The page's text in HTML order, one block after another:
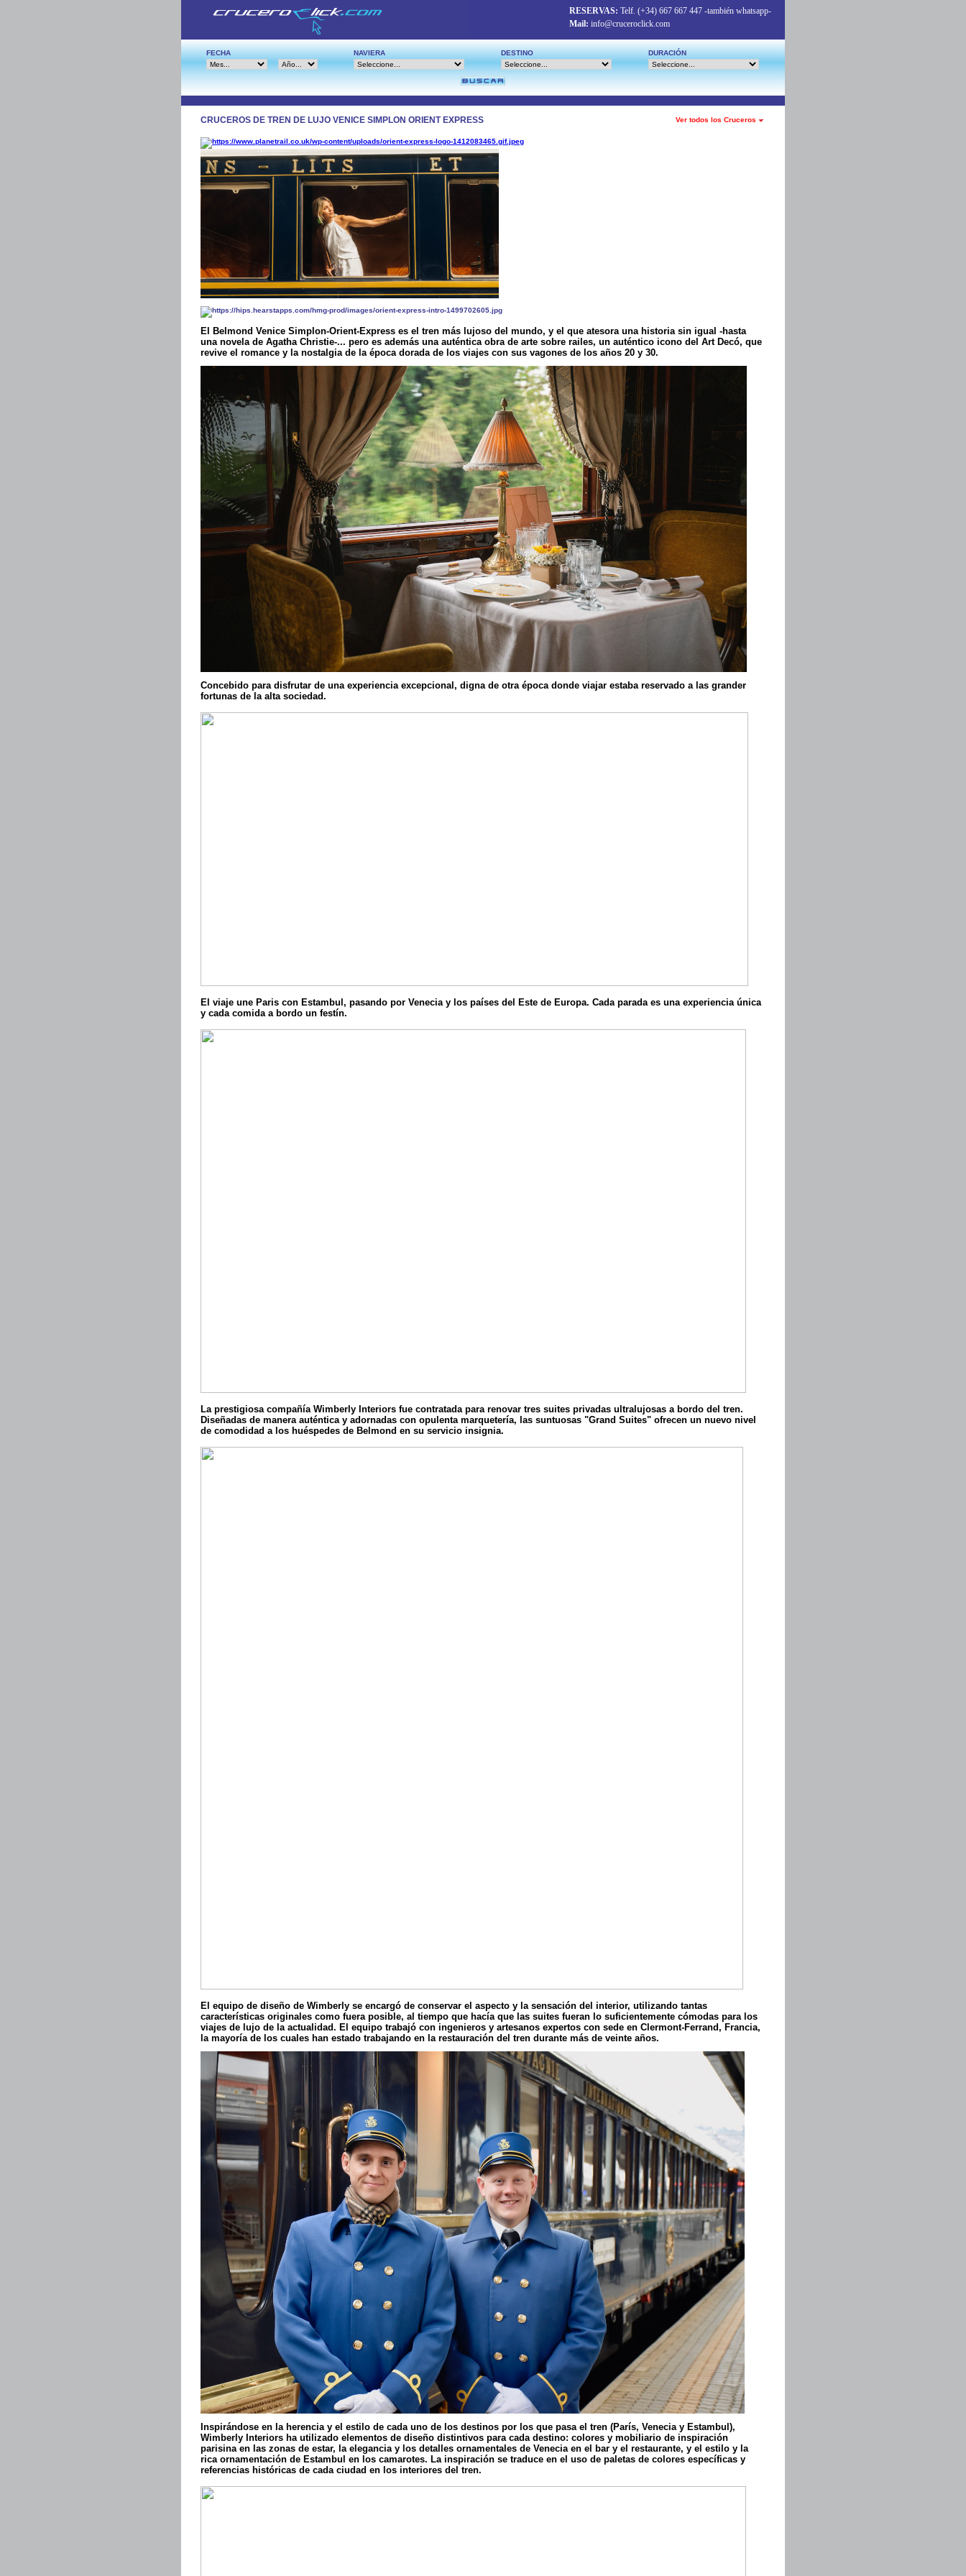
RESERVAS: Telf. (+34) 667 667 447 -también whatsapp-
Mail: info@cruceroclick.com
FECHA NAVIERA DESTINO DURACIÓN
CRUCEROS DE TREN DE LUJO VENICE SIMPLON ORIENT EXPRESS Ver todos los Cruceros
El Belmond Venice Simplon-Orient-Express es el tren más lujoso del mundo, y el que atesora una historia sin igual -hasta
una novela de Agatha Christie-... pero es además una auténtica obra de arte sobre railes, un auténtico icono del Art Decó, que
revive el romance y la nostalgia de la época dorada de los viajes con sus vagones de los años 20 y 30.
Concebido para disfrutar de una experiencia excepcional, digna de otra época donde viajar estaba reservado a las grander
fortunas de la alta sociedad.
El viaje une Paris con Estambul, pasando por Venecia y los países del Este de Europa. Cada parada es una experiencia única
y cada comida a bordo un festín.
La prestigiosa compañía Wimberly Interiors fue contratada para renovar tres suites privadas ultralujosas a bordo del tren.
Diseñadas de manera auténtica y adornadas con opulenta marquetería, las suntuosas "Grand Suites" ofrecen un nuevo nivel
de comodidad a los huéspedes de Belmond en su servicio insignia.
El equipo de diseño de Wimberly se encargó de conservar el aspecto y la sensación del interior, utilizando tantas
características originales como fuera posible, al tiempo que hacía que las suites fueran lo suficientemente cómodas para los
viajes de lujo de la actualidad. El equipo trabajó con ingenieros y artesanos expertos con sede en Clermont-Ferrand, Francia,
la mayoría de los cuales han estado trabajando en la restauración del tren durante más de veinte años.
Inspirándose en la herencia y el estilo de cada uno de los destinos por los que pasa el tren (París, Venecia y Estambul),
Wimberly Interiors ha utilizado elementos de diseño distintivos para cada destino: colores y mobiliario de inspiración
parisina en las zonas de estar, la elegancia y los detalles ornamentales de Venecia en el bar y el restaurante, y el estilo y la
rica ornamentación de Estambul en los camarotes. La inspiración se traduce en el uso de paletas de colores específicas y
referencias históricas de cada ciudad en los interiores del tren.